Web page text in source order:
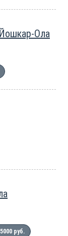
Йошкар-Ола
руб.